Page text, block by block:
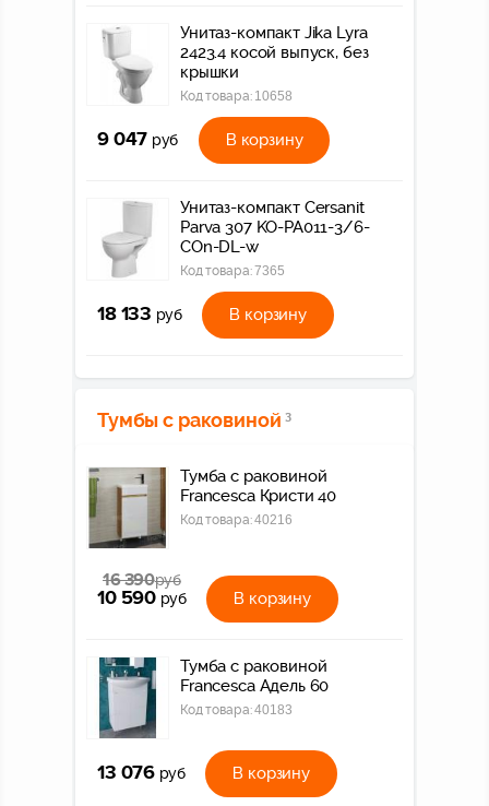
Унитаз-компакт Jika Lyra
2423.4 косой выпуск, без
крышки
Код товара: 10658
9 047 руб В корзину
Унитаз-компакт Cersanit
Parva 307 KO-PA011-3/6-
COn-DL-w
Код товара:7365
18 133 руб В корзину
Тумбы с раковиной 3
Тумба с раковиной
Francesca Кристи 40
Код товара:40216
16 390руб
10 590 руб В корзину
Тумба с раковиной
Francesca Адель 60
Код товара:40183
13 076 руб В корзину